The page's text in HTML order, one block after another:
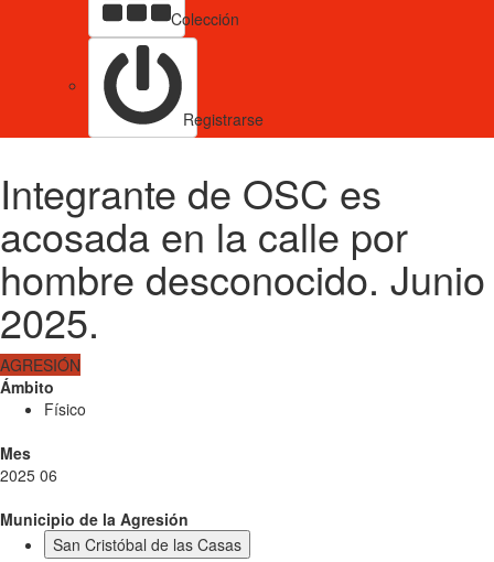
Colección
Registrarse
Integrante de OSC es
acosada en la calle por
hombre desconocido. Junio
2025.
AGRESIÓN
Ámbito
Físico
Mes
2025 06
Municipio de la Agresión
San Cristóbal de las Casas